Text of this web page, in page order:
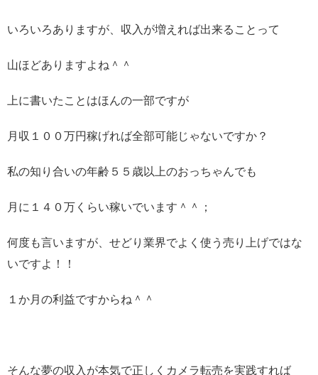
いろいろありますが、収入が増えれば出来ることって
山ほどありますよね＾＾
上に書いたことはほんの一部ですが
月収１００万円稼げれば全部可能じゃないですか？
私の知り合いの年齢５５歳以上のおっちゃんでも
月に１４０万くらい稼いでいます＾＾；
何度も言いますが、せどり業界でよく使う売り上げではな
いですよ！！
１か月の利益ですからね＾＾
そんな夢の収入が本気で正しくカメラ転売を実践すれば